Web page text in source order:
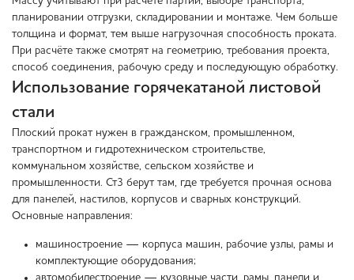
планировании отгрузки, складировании и монтаже. Чем больше
толщина и формат, тем выше нагрузочная способность проката.
При расчёте также смотрят на геометрию, требования проекта,
способ соединения, рабочую среду и последующую обработку.
Использование горячекатаной листовой
стали
Плоский прокат нужен в гражданском, промышленном,
транспортном и гидротехническом строительстве,
коммунальном хозяйстве, сельском хозяйстве и
промышленности. Ст3 берут там, где требуется прочная основа
для панелей, настилов, корпусов и сварных конструкций.
Основные направления:
машиностроение — корпуса машин, рабочие узлы, рамы и
комплектующие оборудования;
автомобилестроение — кузовные части, рамы, панели и